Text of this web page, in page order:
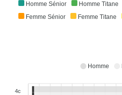
Homme Sénior Homme Titane
Femme Sénior
Femme Titane
4c
Homme